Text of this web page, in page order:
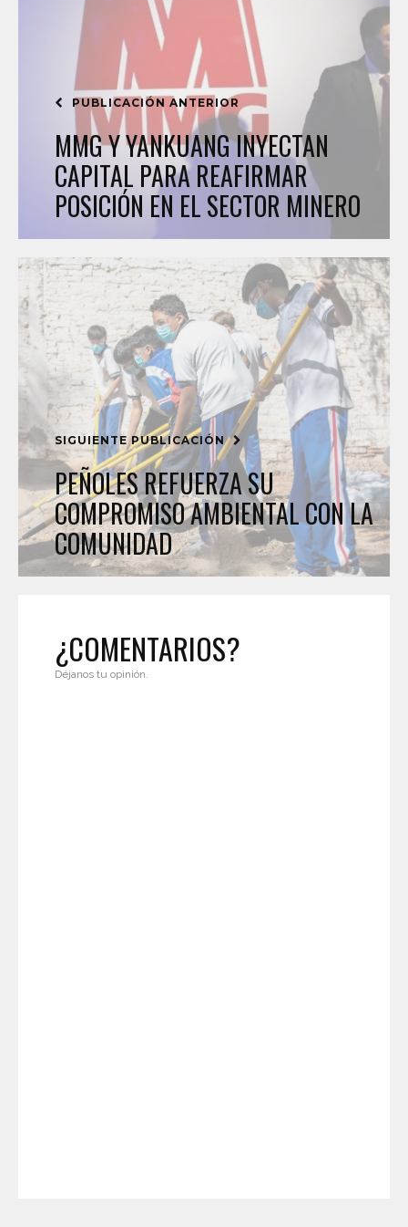
PUBLICACIÓN ANTERIOR
MMG Y YANKUANG INYECTAN
CAPITAL PARA REAFIRMAR
POSICIÓN EN EL SECTOR MINERO
SIGUIENTE PUBLICACIÓN
PEÑOLES REFUERZA SU
COMPROMISO AMBIENTAL CON LA
COMUNIDAD
¿COMENTARIOS?
Déjanos tu opinión.